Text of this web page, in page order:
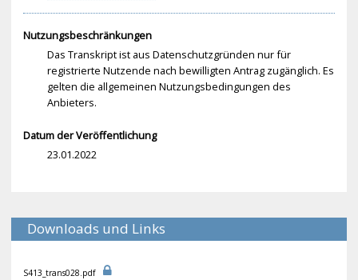
Nutzungsbeschränkungen
Das Transkript ist aus Datenschutzgründen nur für
registrierte Nutzende nach bewilligten Antrag zugänglich. Es
gelten die allgemeinen Nutzungsbedingungen des
Anbieters.
Datum der Veröffentlichung
23.01.2022
Downloads und Links
S413_trans028.pdf